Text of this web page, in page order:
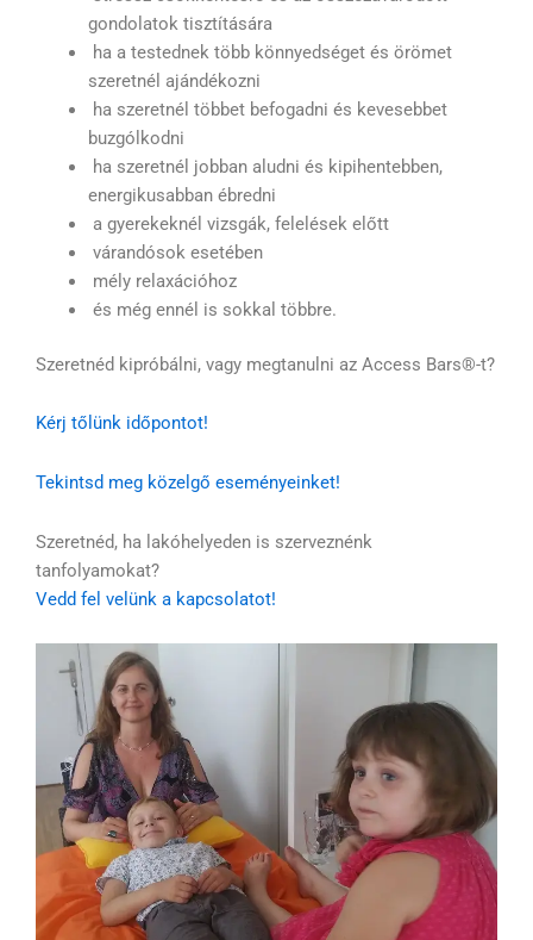
gondolatok tisztítására
ha a testednek több könnyedséget és örömet
szeretnél ajándékozni
ha szeretnél többet befogadni és kevesebbet
buzgólkodni
ha szeretnél jobban aludni és kipihentebben,
energikusabban ébredni
a gyerekeknél vizsgák, felelések előtt
várandósok esetében
mély relaxációhoz
és még ennél is sokkal többre.
Szeretnéd kipróbálni, vagy megtanulni az Access Bars®-t?
Kérj tőlünk időpontot!
Tekintsd meg közelgő eseményeinket!
Szeretnéd, ha lakóhelyeden is szerveznénk
tanfolyamokat?
Vedd fel velünk a kapcsolatot!